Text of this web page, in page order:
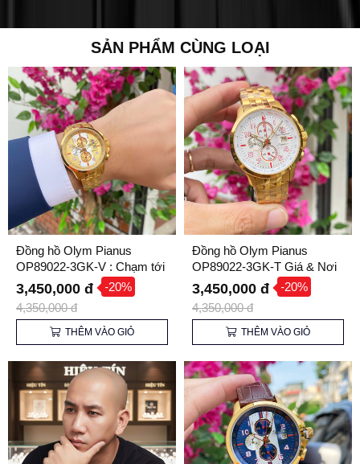
SẢN PHẨM CÙNG LOẠI
Đồng hồ Olym Pianus
OP89022-3GK-V : Chạm tới
đỉnh cao phong cách
3,450,000 đ -20%
4,350,000 đ
THÊM VÀO GIỎ
Đồng hồ Olym Pianus
OP89022-3GK-T Giá & Nơi
bán chính hãng
3,450,000 đ -20%
4,350,000 đ
THÊM VÀO GIỎ